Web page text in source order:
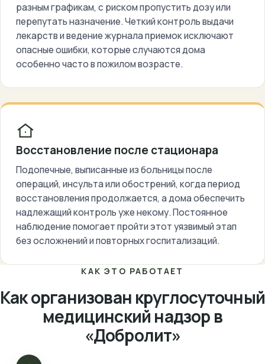
разным графикам, с риском пропустить дозу или
перепутать назначение. Четкий контроль выдачи
лекарств и ведение журнала приемок исключают
опасные ошибки, которые случаются дома
особенно часто в пожилом возрасте.
Восстановление после стационара
Подопечные, выписанные из больницы после
операций, инсульта или обострений, когда период
восстановления продолжается, а дома обеспечить
надлежащий контроль уже некому. Постоянное
наблюдение помогает пройти этот уязвимый этап
без осложнений и повторных госпитализаций.
КАК ЭТО РАБОТАЕТ
Как организован круглосуточный
медицинский надзор в
«Добролит»